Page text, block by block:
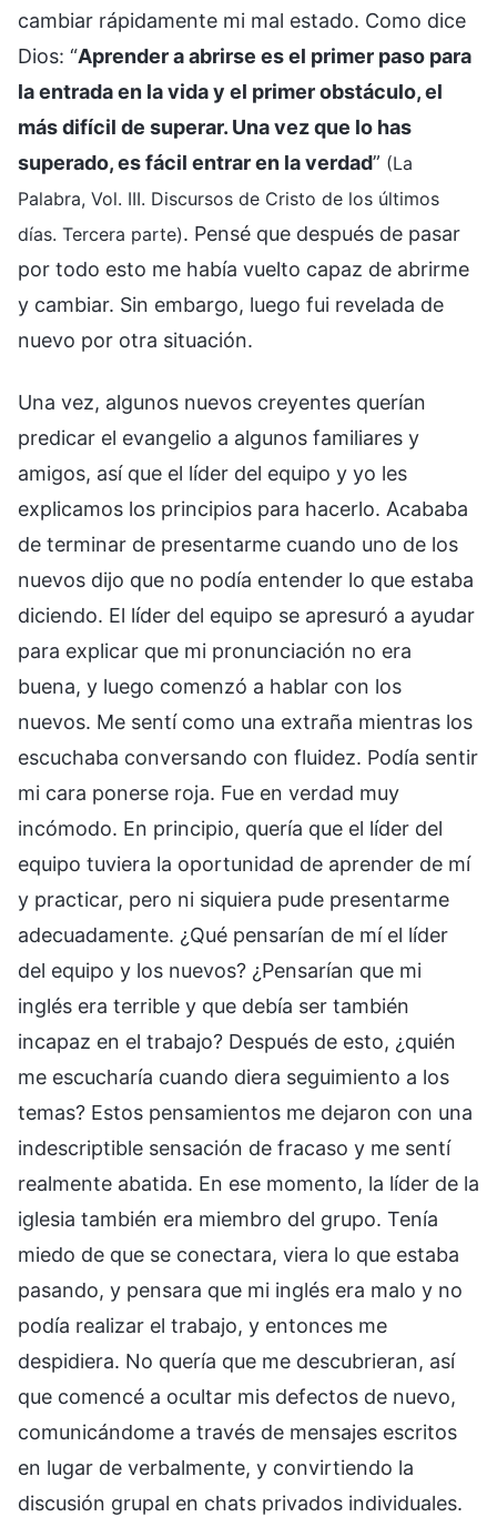
cambiar rápidamente mi mal estado. Como dice
Dios: “Aprender a abrirse es el primer paso para
la entrada en la vida y el primer obstáculo, el
más difícil de superar. Una vez que lo has
superado, es fácil entrar en la verdad” (La
Palabra, Vol. III. Discursos de Cristo de los últimos
días. Tercera parte). Pensé que después de pasar
por todo esto me había vuelto capaz de abrirme
y cambiar. Sin embargo, luego fui revelada de
nuevo por otra situación.
Una vez, algunos nuevos creyentes querían
predicar el evangelio a algunos familiares y
amigos, así que el líder del equipo y yo les
explicamos los principios para hacerlo. Acababa
de terminar de presentarme cuando uno de los
nuevos dijo que no podía entender lo que estaba
diciendo. El líder del equipo se apresuró a ayudar
para explicar que mi pronunciación no era
buena, y luego comenzó a hablar con los
nuevos. Me sentí como una extraña mientras los
escuchaba conversando con fluidez. Podía sentir
mi cara ponerse roja. Fue en verdad muy
incómodo. En principio, quería que el líder del
equipo tuviera la oportunidad de aprender de mí
y practicar, pero ni siquiera pude presentarme
adecuadamente. ¿Qué pensarían de mí el líder
del equipo y los nuevos? ¿Pensarían que mi
inglés era terrible y que debía ser también
incapaz en el trabajo? Después de esto, ¿quién
me escucharía cuando diera seguimiento a los
temas? Estos pensamientos me dejaron con una
indescriptible sensación de fracaso y me sentí
realmente abatida. En ese momento, la líder de la
iglesia también era miembro del grupo. Tenía
miedo de que se conectara, viera lo que estaba
pasando, y pensara que mi inglés era malo y no
podía realizar el trabajo, y entonces me
despidiera. No quería que me descubrieran, así
que comencé a ocultar mis defectos de nuevo,
comunicándome a través de mensajes escritos
en lugar de verbalmente, y convirtiendo la
discusión grupal en chats privados individuales.